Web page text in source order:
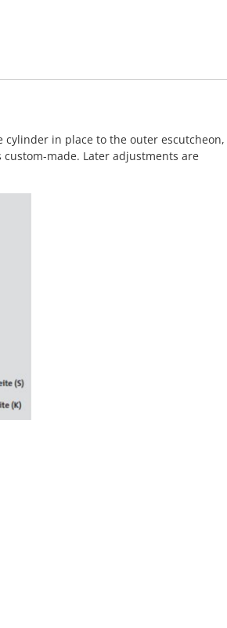
in place to the outer escutcheon,
made. Later adjustments are